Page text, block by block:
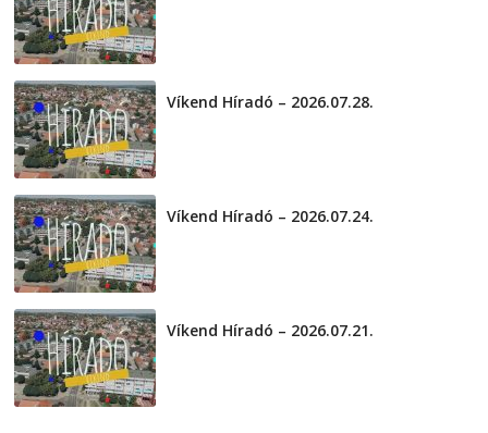
Víkend Híradó – 2026.07.28.
Víkend Híradó – 2026.07.24.
Víkend Híradó – 2026.07.21.